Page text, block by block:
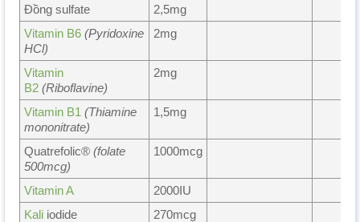
Đồng sulfate
2,5mg
Vitamin B6 (Pyridoxine
HCl)
2mg
Vitamin
B2 (Riboflavine)
2mg
Vitamin B1 (Thiamine
mononitrate)
1,5mg
Quatrefolic® (folate
500mcg)
1000mcg
Vitamin A
2000IU
Kali iodide
270mcg